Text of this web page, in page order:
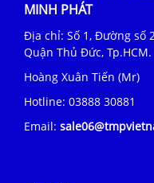
MINH PHÁT
Địa chỉ: Số 1, Đường số
Quận Thủ Đức, Tp.HCM.
Hoàng Xuân Tiến (Mr)
Hotline: 03888 30881
Email: